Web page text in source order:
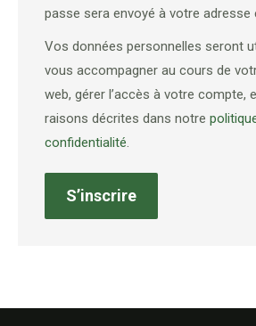
passe sera envoyé à votre adresse
Vos données personnelles seront
vous accompagner au cours de
web, gérer l’accès à votre compte,
raisons décrites dans notre
confidentialité.
S’inscrire